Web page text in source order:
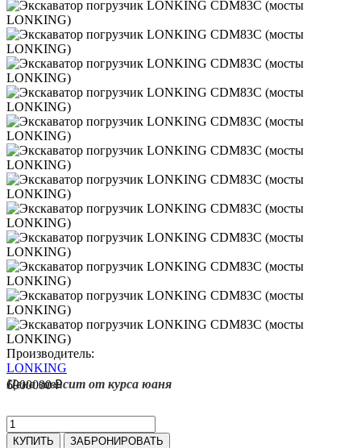
Производитель:
LONKING
6900000 ₽
Цена зависит от курса юаня
КУПИТЬ ЗАБРОНИРОВАТЬ